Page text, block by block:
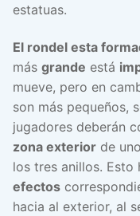
estatuas.
El rondel esta
más grande está
mueve, pero en
son más pequeños,
jugadores deberán
zona exterior de
los tres anillos. Esto
efectos
hacia al exterior, al